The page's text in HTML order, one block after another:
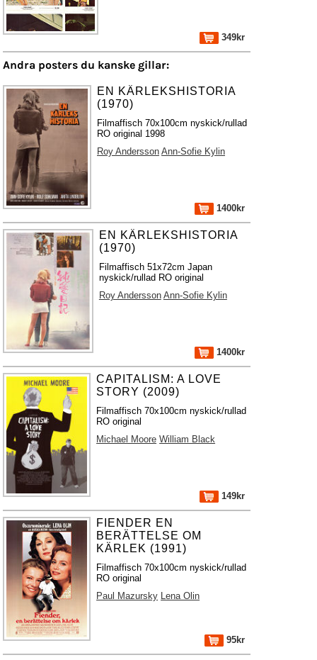
349kr
Andra posters du kanske gillar:
EN KÄRLEKSHISTORIA
(1970)
Filmaffisch 70x100cm nyskick/rullad
RO original 1998
Roy Andersson Ann-Sofie Kylin
1400kr
EN KÄRLEKSHISTORIA
(1970)
Filmaffisch 51x72cm Japan
nyskick/rullad RO original
Roy Andersson Ann-Sofie Kylin
1400kr
CAPITALISM: A LOVE
STORY (2009)
Filmaffisch 70x100cm nyskick/rullad
RO original
Michael Moore William Black
149kr
FIENDER EN
BERÄTTELSE OM
KÄRLEK (1991)
Filmaffisch 70x100cm nyskick/rullad
RO original
Paul Mazursky Lena Olin
95kr